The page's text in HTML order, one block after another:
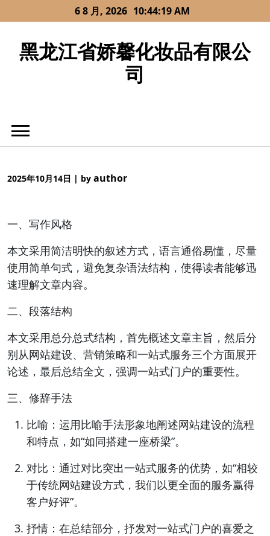
to
6 8 月, 2026 10:44:19 AM
黑龙江省娇馨化妆品有限公
司
2025年10月14日 | by author
一、写作风格
本文采用简洁明快的叙述方式，语言通俗易懂，尽量
使用简单句式，避免复杂语法结构，使得读者能够迅
速理解文章内容。
二、段落结构
本文采用总分总式结构，首先概述文章主旨，然后分
别从网站建设、营销策略和一站式服务三个方面展开
论述，最后总结全文，强调一站式门户的重要性。
三、修辞手法
比喻：运用比喻手法形象地阐述网站建设的流程
和特点，如“如同搭建一座桥梁”。
对比：通过对比突出一站式服务的优势，如“相较
于传统网站建设方式，我们以更全面的服务赢得
客户好评”。
抒情：在总结部分，抒发对一站式门户的喜爱之